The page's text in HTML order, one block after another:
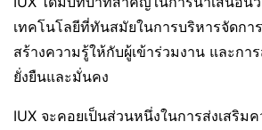
เทคโนโลยีที่ทันสมัยในการบริหารจัดการ
สร้างความรู้ให้กับผู้เข้าร่วมงาน และกา
ยั่งยืนและมั่นคง
IUX จะคอยเป็นส่วนหนึ่งในการส่งเสริม